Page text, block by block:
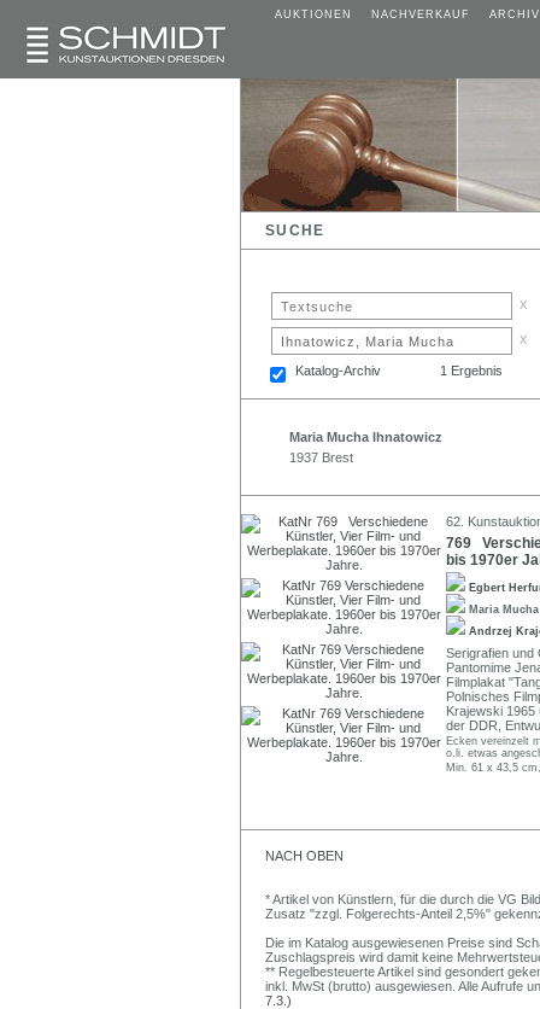
AUKTIONEN NACHVERKAUF ARCHIV
SUCHE
x
x
Katalog-Archiv 1 Ergebnis
Maria Mucha Ihnatowicz
1937 Brest
62.
769
bis 1970er
Egbert
Maria
Andrzej
Serigrafien und
Pantomime
Filmplakat
Polnisches
Krajewski 1965
der DDR,
Ecken vereinzelt
o.li. etwas
Min. 61 x 43,5
NACH OBEN
* Artikel von Künstlern, für die durch die VG
Zusatz "zzgl. Folgerechts-Anteil 2,5%"
Die im Katalog ausgewiesenen Preise sind
Zuschlagspreis wird damit keine
** Regelbesteuerte Artikel sind gesondert
inkl. MwSt (brutto) ausgewiesen. Alle Aufrufe
7.3.)